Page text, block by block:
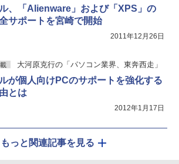
、「Alienware」および「XPS」の
サポートを宮崎で開始
2011年12月26日
大河原克行の「パソコン業界、東奔西走」
が個人向けPCのサポートを強化する
とは
2012年1月17日
もっと関連記事を見る